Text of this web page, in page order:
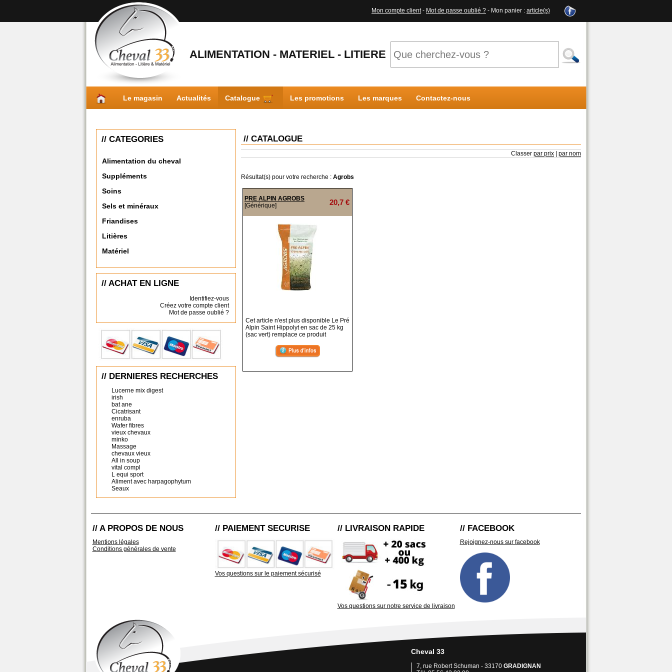
Mon compte client- Mot de passe oublié ? - Mon panier : article(s)
ALIMENTATION - MATERIEL - LITIERE
Le magasin Actualités Catalogue Les promotions Les marques Contactez-nous
// CATEGORIES
Alimentation du cheval
Suppléments
Soins
Sels et minéraux
Friandises
Litières
Matériel
// ACHAT EN LIGNE
Identifiez-vous
Créez votre compte client
Mot de passe oublié ?
// DERNIERES RECHERCHES
Lucerne mix digest
irish
bat ane
Cicatrisant
enruba
Wafer fibres
vieux chevaux
minko
Massage
chevaux vieux
All in soup
vital compl
L equi sport
Aliment avec harpagophytum
Seaux
// CATALOGUE
Classer par prix par nom
Résultat(s) pour votre recherche : Agrobs
PRE ALPIN AGROBS
[Générique]
20,7 €
Cet article n'est plus disponible Le Pré
Alpin Saint Hippolyt en sac de 25 kg
(sac vert) remplace ce produit
// A PROPOS DE NOUS
Mentions légales
Conditions générales de vente
// PAIEMENT SECURISE
Vos questions sur le paiement sécurisé
// LIVRAISON RAPIDE
Vos questions sur notre service de livraison
// FACEBOOK
Rejoignez-nous sur facebook
Cheval 33
7, rue Robert Schuman - 33170 GRADIGNAN